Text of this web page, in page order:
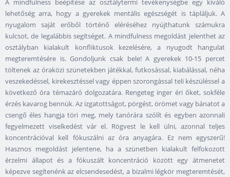
A mindfulness beépítése az osztálytermi tevékenységbe egy kiváló
lehetőség arra, hogy a gyerekek mentális egészségét is tápláljuk. A
nyugalom saját erőből történő eléréséhez nyújthatunk számukra
kulcsot, de legalábbis segítséget. A mindfulness megoldást jelenthet az
osztályban kialakult konfliktusok kezelésére, a nyugodt hangulat
megteremtésére is. Gondoljunk csak bele! A gyerekek 10-15 percet
töltenek az óraközi szünetekben játékkal, futkosással, kiabálással, néha
veszekedéssel, kirekesztéssel vagy éppen szorongással teli készüléssel a
következő óra témazáró dolgozatára. Rengeteg inger éri őket, sokféle
érzés kavarog bennük. Az izgatottságot, pörgést, örömet vagy bánatot a
csengő éles hangja töri meg, mely tanórára szólít és egyben azonnali
fegyelmezett viselkedést vár el. Rögvest le kell ülni, azonnal teljes
koncentrációval kell fókuszálni az óra anyagára. Ez nem egyszerű!
Hasznos megoldást jelentene, ha a szünetben kialakult felfokozott
érzelmi állapot és a fókuszált koncentráció között egy átmenetet
képezve segítenénk az elcsendesedést, a bizalmi légkör megteremtését,